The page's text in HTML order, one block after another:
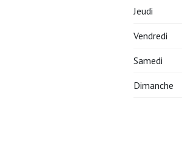
Jeudi
Vendredi
Samedi
Dimanche